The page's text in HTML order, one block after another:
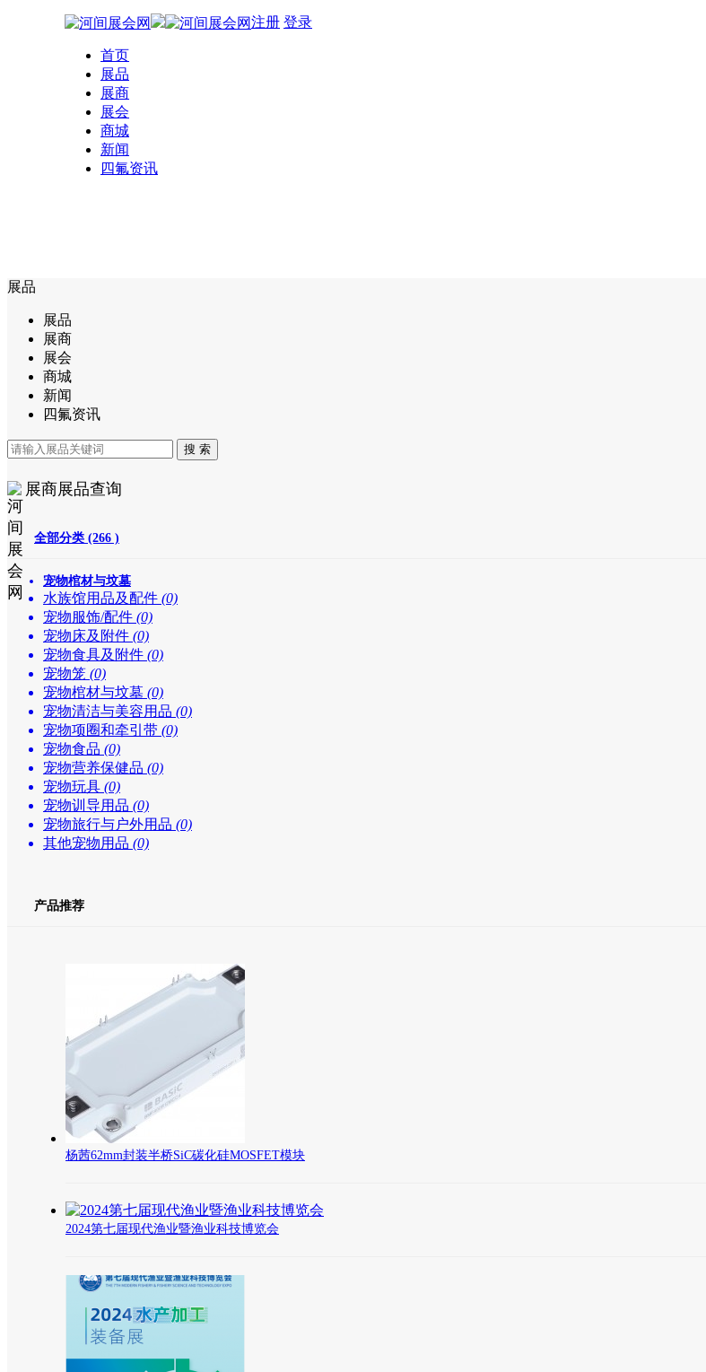
注册 登录
首页
展品
展商
展会
商城
新闻
四氟资讯
展品
展品
展商
展会
商城
新闻
四氟资讯
展商展品查询
全部分类 (266 )
宠物棺材与坟墓
水族馆用品及配件 (0)
宠物服饰/配件 (0)
宠物床及附件 (0)
宠物食具及附件 (0)
宠物笼 (0)
宠物棺材与坟墓 (0)
宠物清洁与美容用品 (0)
宠物项圈和牵引带 (0)
宠物食品 (0)
宠物营养保健品 (0)
宠物玩具 (0)
宠物训导用品 (0)
宠物旅行与户外用品 (0)
其他宠物用品 (0)
产品推荐
杨茜62mm封装半桥SiC碳化硅MOSFET模块
2024第七届现代渔业暨渔业科技博览会